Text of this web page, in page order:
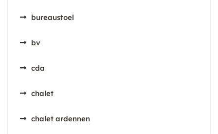
bureaustoel
bv
cda
chalet
chalet ardennen